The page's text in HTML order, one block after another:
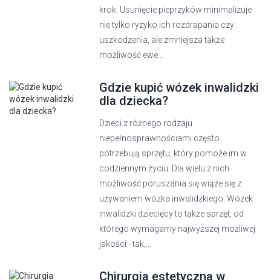
krok. Usunięcie pieprzyków minimalizuje
nie tylko ryzyko ich rozdrapania czy
uszkodzenia, ale zmniejsza także
możliwość ewe...
Gdzie kupić wózek inwalidzki
dla dziecka?
Dzieci z różnego rodzaju
niepełnosprawnościami często
potrzebują sprzętu, który pomoże im w
codziennym życiu. Dla wielu z nich
możliwość poruszania się wiąże się z
używaniem wózka inwalidzkiego. Wózek
inwalidzki dziecięcy to także sprzęt, od
którego wymagamy najwyższej możliwej
jakości - tak,...
Chirurgia estetyczna w